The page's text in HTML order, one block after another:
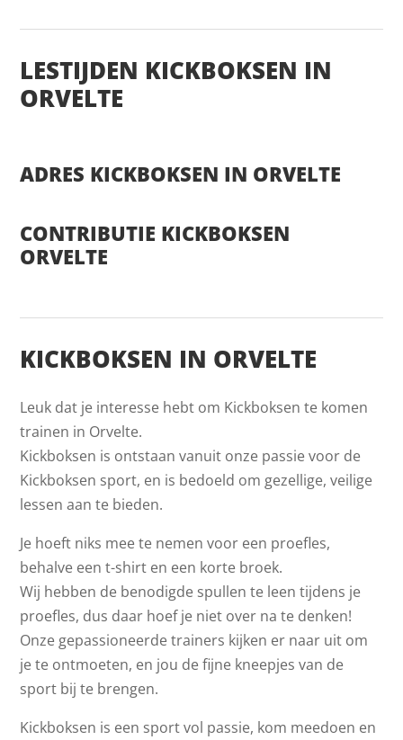
LESTIJDEN KICKBOKSEN IN
ORVELTE
ADRES KICKBOKSEN IN ORVELTE
CONTRIBUTIE KICKBOKSEN
ORVELTE
KICKBOKSEN IN ORVELTE
Leuk dat je interesse hebt om Kickboksen te komen
trainen in Orvelte.
Kickboksen is ontstaan vanuit onze passie voor de
Kickboksen sport, en is bedoeld om gezellige, veilige
lessen aan te bieden.
Je hoeft niks mee te nemen voor een proefles,
behalve een t-shirt en een korte broek.
Wij hebben de benodigde spullen te leen tijdens je
proefles, dus daar hoef je niet over na te denken!
Onze gepassioneerde trainers kijken er naar uit om
je te ontmoeten, en jou de fijne kneepjes van de
sport bij te brengen.
Kickboksen is een sport vol passie, kom meedoen en